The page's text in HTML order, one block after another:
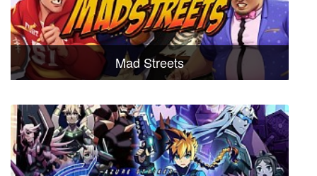
Mad Streets